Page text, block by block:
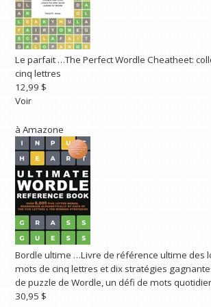
Le parfait …The Perfect Wordle Cheatheet:
cinq lettres
12,99 $
Voir
àAmazone
Bordle ultime …Livre de référence ultime des
mots de cinq lettres et dix stratégies
de puzzle de Wordle, un défi de mots
30,95 $